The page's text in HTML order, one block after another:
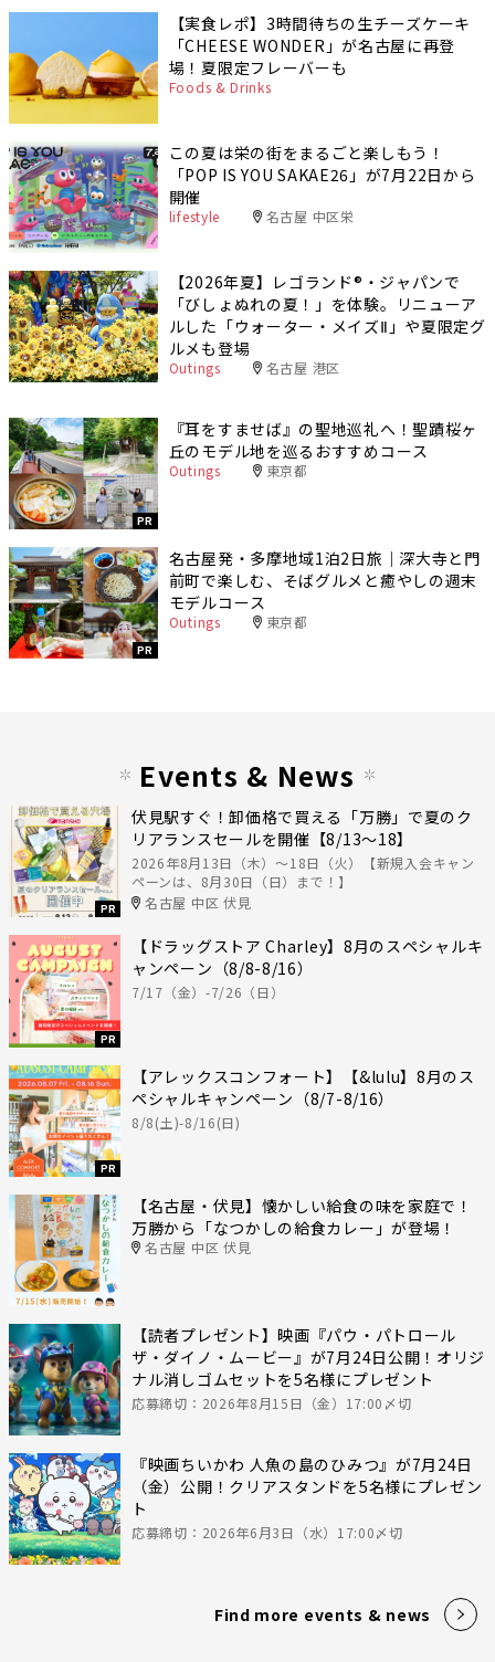
【実食レポ】3時間待ちの生チーズケーキ
「CHEESE WONDER」が名古屋に再登
場！夏限定フレーバーも
Foods & Drinks
この夏は栄の街をまるごと楽しもう！
「POP IS YOU SAKAE26」が7月22日から
開催
lifestyle 名古屋 中区栄
【2026年夏】レゴランド®・ジャパンで
「びしょぬれの夏！」を体験。リニューア
ルした「ウォーター・メイズⅡ」や夏限定グ
ルメも登場
Outings 名古屋 港区
PR
『耳をすませば』の聖地巡礼へ！聖蹟桜ヶ
丘のモデル地を巡るおすすめコース
Outings 東京都
PR
名古屋発・多摩地域1泊2日旅｜深大寺と門
前町で楽しむ、そばグルメと癒やしの週末
モデルコース
Outings 東京都
Events & News
PR
伏見駅すぐ！卸価格で買える「万勝」で夏のク
リアランスセールを開催【8/13〜18】
2026年8月13日（木）〜18日（火）【新規入会キャン
ペーンは、8月30日（日）まで！】
名古屋 中区 伏見
PR
【ドラッグストア Charley】8月のスペシャルキ
ャンペーン（8/8-8/16）
7/17（金）-7/26（日）
PR
【アレックスコンフォート】【&lulu】8月のス
ペシャルキャンペーン（8/7-8/16）
8/8(土)-8/16(日)
【名古屋・伏見】懐かしい給食の味を家庭で！
万勝から「なつかしの給食カレー」が登場！
名古屋 中区 伏見
【読者プレゼント】映画『パウ・パトロール
ザ・ダイノ・ムービー』が7月24日公開！オリジ
ナル消しゴムセットを5名様にプレゼント
応募締切：2026年8月15日（金）17:00〆切
『映画ちいかわ 人魚の島のひみつ』が7月24日
（金）公開！クリアスタンドを5名様にプレゼン
ト
応募締切：2026年6月3日（水）17:00〆切
Find more events & news